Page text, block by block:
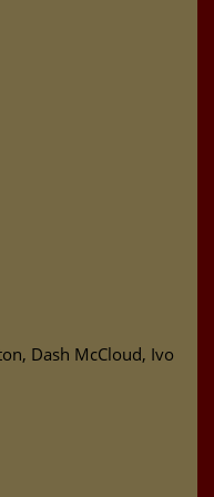
Dash McCloud, Ivo